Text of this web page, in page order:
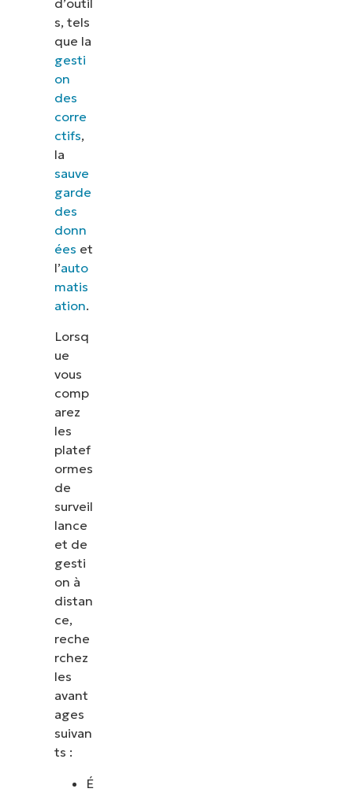
d’outil
s, tels
que la
gesti
on
des
corre
ctifs,
la
sauve
garde
des
donn
ées et
l’auto
matis
ation.
Lorsq
ue
vous
comp
arez
les
platef
ormes
de
surveil
lance
et de
gesti
on à
distan
ce,
reche
rchez
les
avant
ages
suivan
ts :
É